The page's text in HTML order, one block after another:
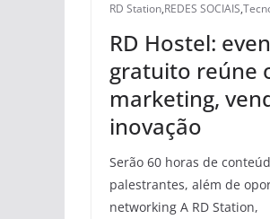
RD Station,REDES SOCIAIS,
RD Hostel:
gratuito reúne
marketing,
inovação
Serão 60 horas de
palestrantes, além de
networking A RD Station,